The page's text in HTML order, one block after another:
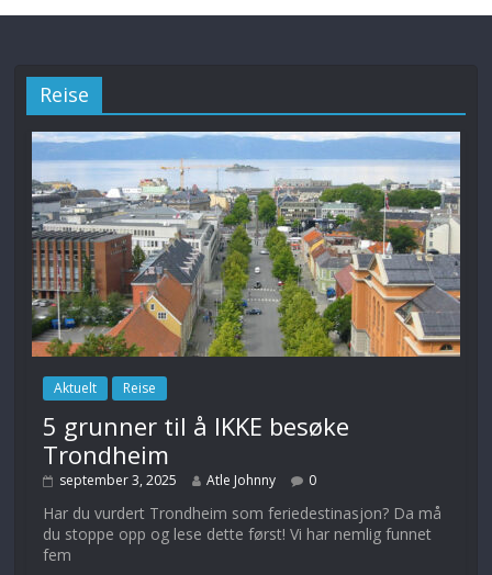
Reise
Aktuelt Reise
5 grunner til å IKKE besøke
Trondheim
september 3, 2025 Atle Johnny 0
Har du vurdert Trondheim som feriedestinasjon? Da må
du stoppe opp og lese dette først! Vi har nemlig funnet
fem